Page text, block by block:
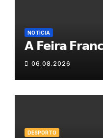
NOTÍCIA
𝗔 𝗙𝗲𝗶𝗿𝗮
06.08.2026
DESPORTO